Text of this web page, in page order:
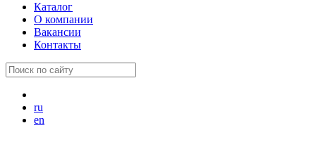
Каталог
О компании
Вакансии
Контакты
ru
en